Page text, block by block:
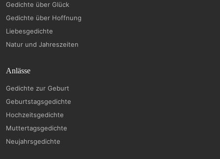
Gedichte über Glück
Gedichte über Hoffnung
Liebesgedichte
Natur und Jahreszeiten
Anlässe
Gedichte zur Geburt
Geburtstagsgedichte
Hochzeitsgedichte
Muttertagsgedichte
Neujahrsgedichte